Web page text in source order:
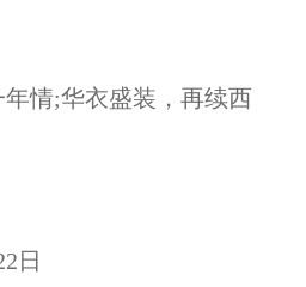
情;华衣盛装，再续西
日